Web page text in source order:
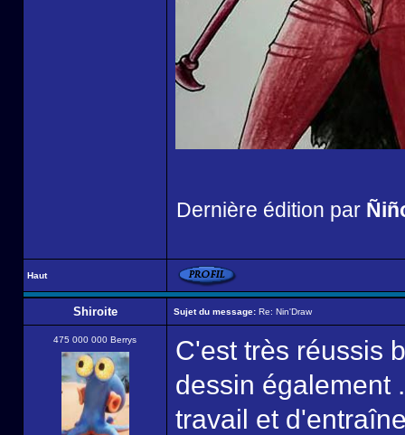
Dernière édition par
Haut
Shiroite Sujet du message: Re: Nin'Draw
475 000 000 Berrys
C'est très réussis
dessin également
travail et